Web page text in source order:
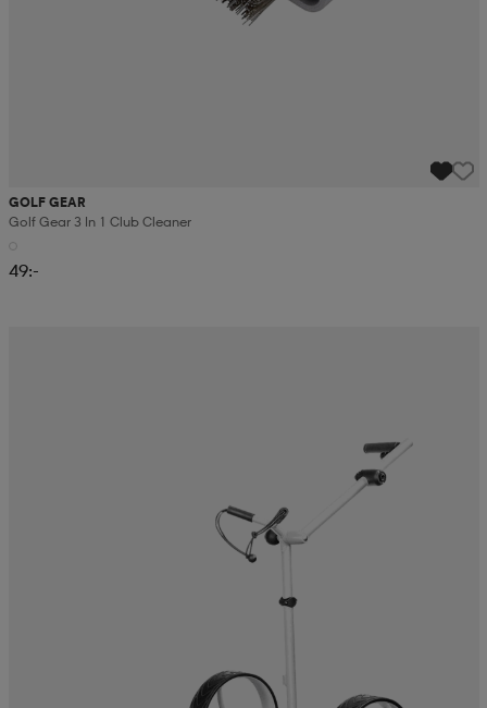
GOLF GEAR
Golf Gear 3 In 1 Club Cleaner
49:-